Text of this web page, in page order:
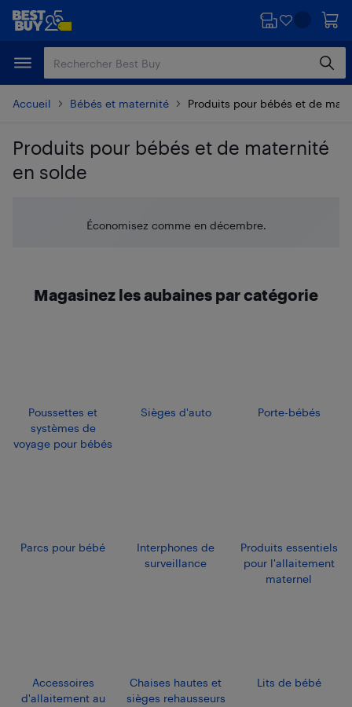
Passer
principal
Passer
Accueil Bébés et maternité Produits pour bébés et de
Produits pour bébés et de maternité
en solde
Économisez comme en décembre.
Magasinez les aubaines par catégorie
Poussettes et
systèmes de
voyage pour bébés
Sièges d'auto Porte-bébés
Parcs pour bébé
Interphones de
surveillance
Produits essentiels
pour l'allaitement
maternel
Accessoires
d'allaitement au
Chaises hautes et
sièges rehausseurs
Lits de bébé